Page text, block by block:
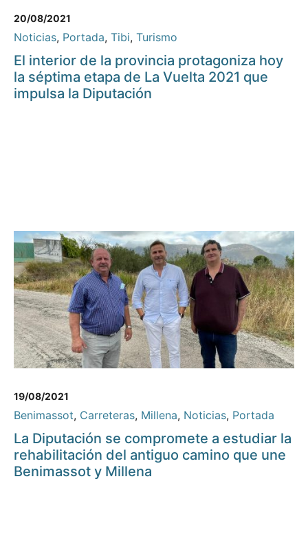
20/08/2021
Noticias, Portada, Tibi, Turismo
El interior de la provincia protagoniza hoy
la séptima etapa de La Vuelta 2021 que
impulsa la Diputación
19/08/2021
Benimassot, Carreteras, Millena, Noticias, Portada
La Diputación se compromete a estudiar la
rehabilitación del antiguo camino que une
Benimassot y Millena